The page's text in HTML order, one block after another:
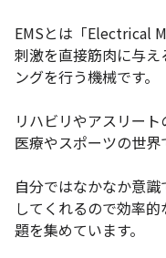
EMSとは「Electrical
刺激を直接筋肉に与
ングを行う機械です。
リハビリやアスリート
医療やスポーツの世界
自分ではなかなか意
してくれるので効率
題を集めています。